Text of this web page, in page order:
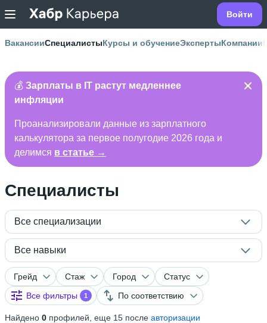
Войти
ВакансииСпециалистыКурсы и обучениеЭкспертыКомпании
💰 Зарплаты в IT растут медленнее
инфляции
Проанализировали данные из зарплатного
калькулятора за первое полугодие 2026 года и
делимся в статье →
Специалисты
Все специализации
Все навыки
Грейд Стаж Город
Статус
Все фильтры
1 По соответствию
Найдено 0 профилей, еще 15 после авторизации